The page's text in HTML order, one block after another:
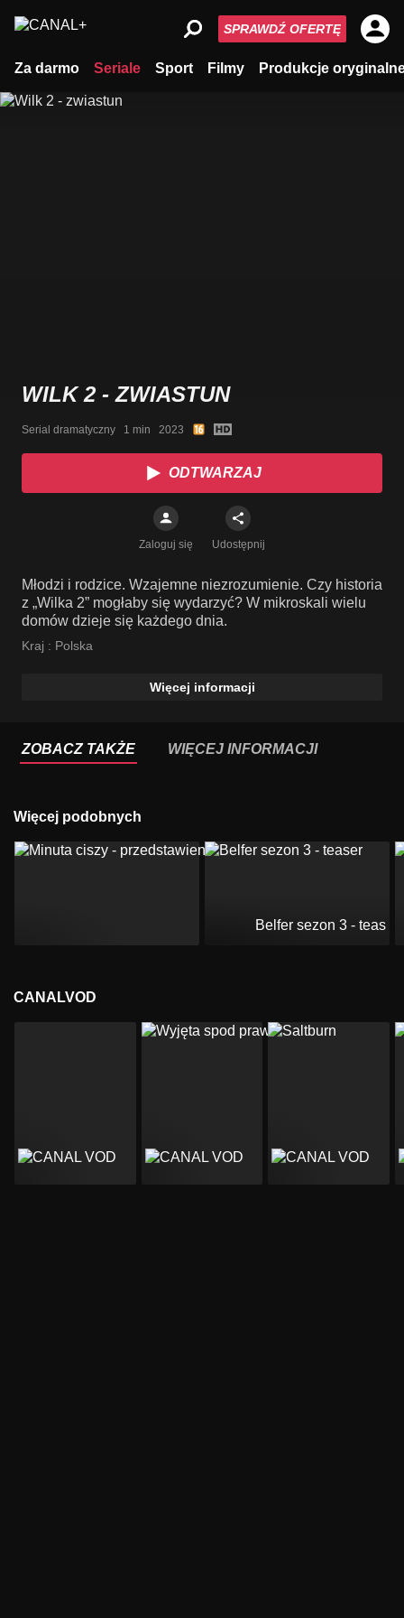
Za darmo Seriale Sport Filmy Produkcje
SPRAWDŹ OFERTĘ
WILK 2 - ZWIASTUN
Serial dramatyczny   1 min   2023
ODTWARZAJ
Zaloguj się Udostępnij
Młodzi i rodzice. Wzajemne niezrozumienie. Czy historia
z „Wilka 2” mogłaby się wydarzyć? W mikroskali wielu
domów dzieje się każdego dnia.
Kraj : Polska
Więcej informacji
ZOBACZ TAKŻE WIĘCEJ INFORMACJI
Więcej podobnych
Belfer sezon 3 - teaser
CANALVOD